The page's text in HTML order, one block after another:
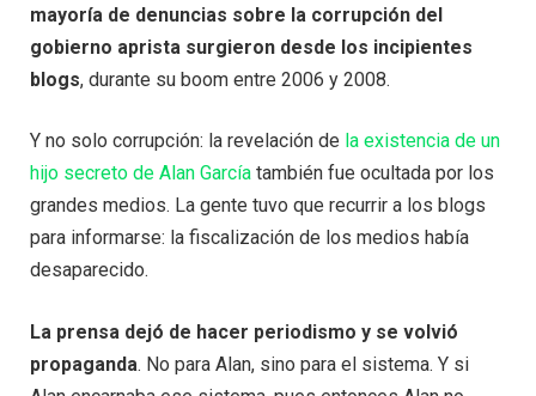
mayoría de denuncias sobre la corrupción del
gobierno aprista surgieron desde los incipientes
blogs, durante su boom entre 2006 y 2008.
Y no solo corrupción: la revelación de la existencia de un
hijo secreto de Alan García también fue ocultada por los
grandes medios. La gente tuvo que recurrir a los blogs
para informarse: la fiscalización de los medios había
desaparecido.
La prensa dejó de hacer periodismo y se volvió
propaganda. No para Alan, sino para el sistema. Y si